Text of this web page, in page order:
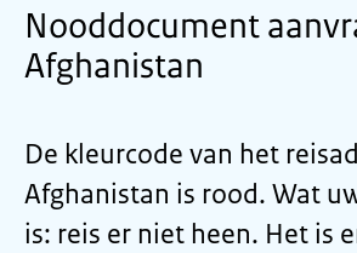
Nooddocument
Afghanistan
De kleurcode van het
Afghanistan is rood. Wat
is: reis er niet heen. Het is